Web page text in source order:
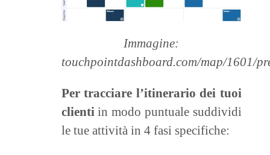
Immagine:
touchpointdashboard.com/map/1601/
Per tracciare l’itinerario dei tuoi
clienti in modo puntuale suddividi
le tue attività in 4 fasi specifiche: